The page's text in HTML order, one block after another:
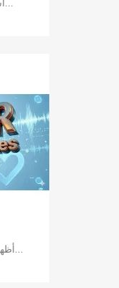
اشتري أغنية Deezer - أظهر...